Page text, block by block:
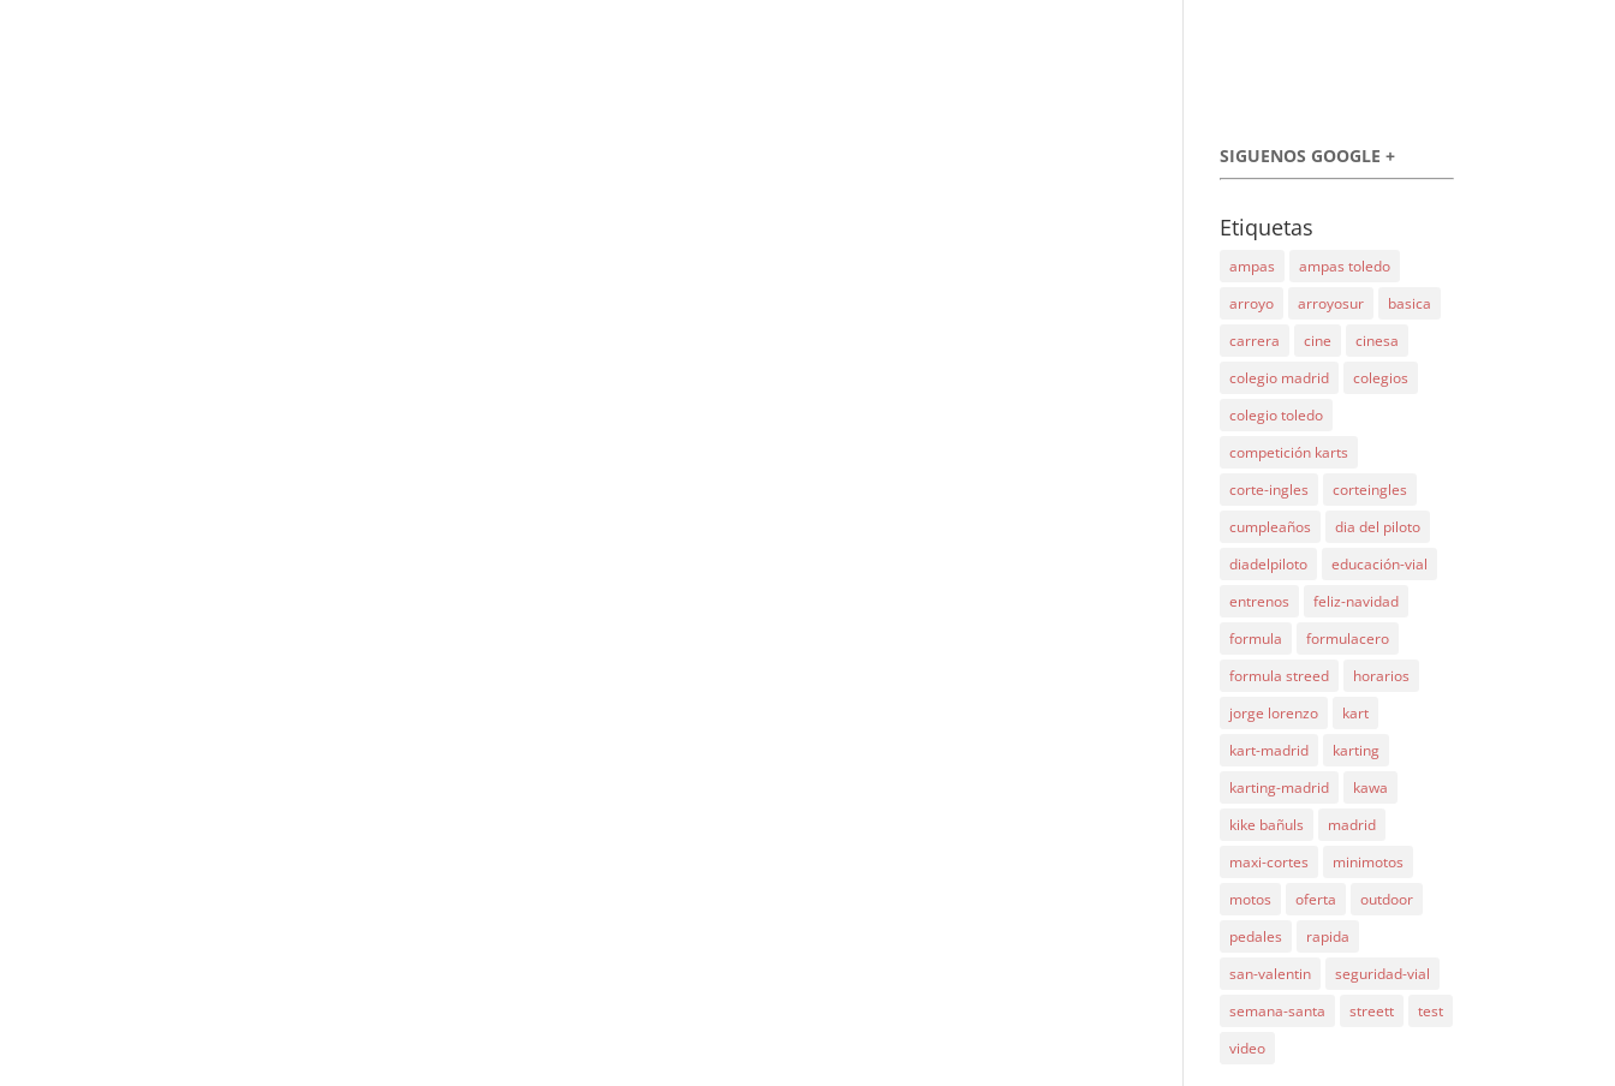
SIGUENOS GOOGLE +
Etiquetas
ampas
ampas toledo
arroyo
arroyosur
basica
carrera
cine
cinesa
colegio madrid
colegios
colegio toledo
competición karts
corte-ingles
corteingles
cumpleaños
dia del piloto
diadelpiloto
educación-vial
entrenos
feliz-navidad
formula
formulacero
formula streed
horarios
jorge lorenzo
kart
kart-madrid
karting
karting-madrid
kawa
kike bañuls
madrid
maxi-cortes
minimotos
motos
oferta
outdoor
pedales
rapida
san-valentin
seguridad-vial
semana-santa
streett
test
video